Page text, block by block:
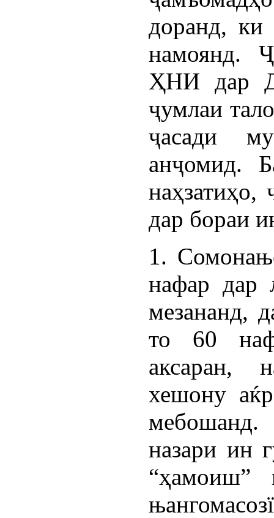
доранд, ки
намоянд.
ҲНИ дар
ҷумлаи
ҷасади
анҷомид.
дар бораи
1.
нафар дар
мезананд,
то 60
аксаран,
хешону
назари ин
“ҳамоиш”